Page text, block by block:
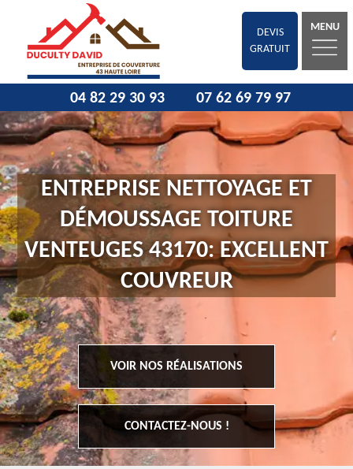
DEVIS
GRATUIT
MENU
04 82 29 30 93 07 62 69 79 97
ENTREPRISE NETTOYAGE ET
DÉMOUSSAGE TOITURE
VENTEUGES 43170: EXCELLENT
COUVREUR
VOIR NOS RÉALISATIONS
CONTACTEZ-NOUS !